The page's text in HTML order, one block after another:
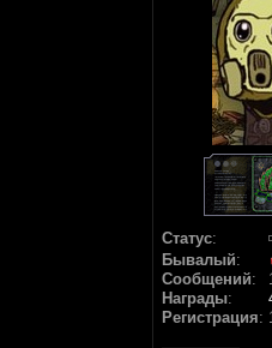
Статус:
Бывалый:
Сообщений:
Награды:
Регистрация: